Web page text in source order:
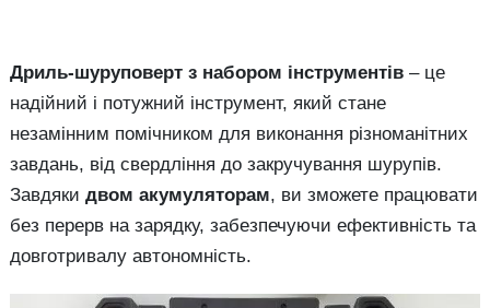
Дриль-шуруповерт з набором інструментів – це
надійний і потужний інструмент, який стане
незамінним помічником для виконання різноманітних
завдань, від свердління до закручування шурупів.
Завдяки двом акумуляторам, ви зможете працювати
без перерв на зарядку, забезпечуючи ефективність та
довготривалу автономність.